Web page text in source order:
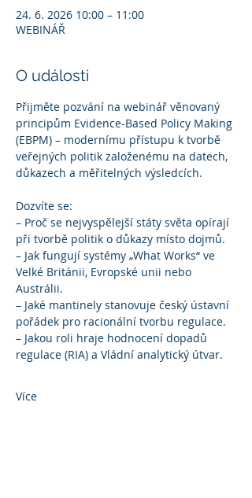
24. 6. 2026 10:00 – 11:00
WEBINÁŘ
O události
Přijměte pozvání na webinář věnovaný
principům Evidence-Based Policy Making
(EBPM) – modernímu přístupu k tvorbě
veřejných politik založenému na datech,
důkazech a měřitelných výsledcích.
Dozvíte se:
– Proč se nejvyspělejší státy světa opírají
při tvorbě politik o důkazy místo dojmů.
– Jak fungují systémy „What Works“ ve
Velké Británii, Evropské unii nebo
Austrálii.
– Jaké mantinely stanovuje český ústavní
pořádek pro racionální tvorbu regulace.
– Jakou roli hraje hodnocení dopadů
regulace (RIA) a Vládní analytický útvar.
Více